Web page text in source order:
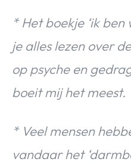
* Het boekje ‘ik
je alles lezen over
op psyche en
boeit mij het meest.
* Veel mensen
vandaar het